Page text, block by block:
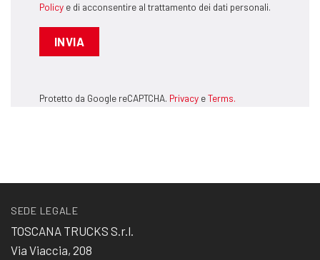
Policy e di acconsentire al trattamento dei dati personali.
Protetto da Google reCAPTCHA. Privacy eTerms.
SEDE LEGALE
TOSCANA TRUCKS S.r.l.
Via Viaccia, 208